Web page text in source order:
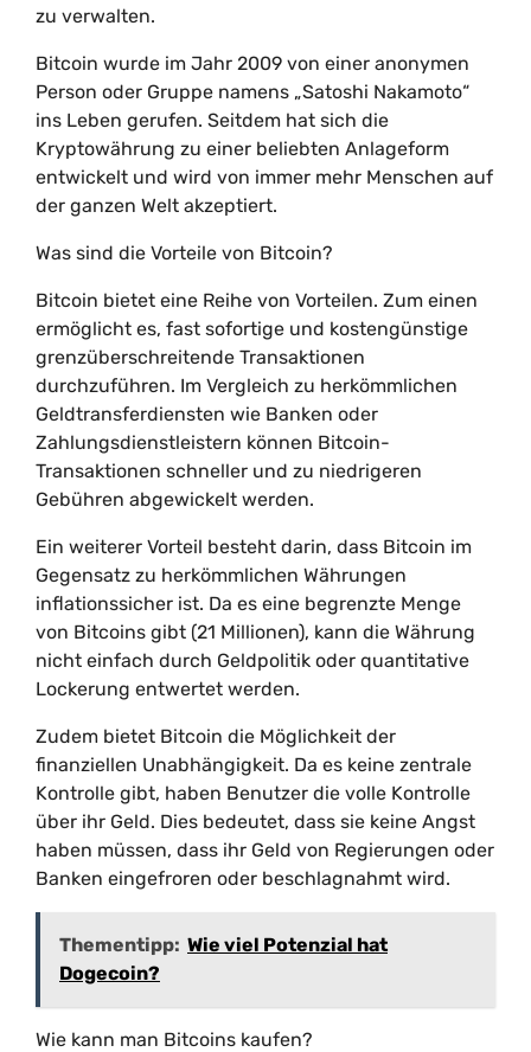
zu verwalten.
Bitcoin wurde im Jahr 2009 von einer anonymen
Person oder Gruppe namens „Satoshi Nakamoto“
ins Leben gerufen. Seitdem hat sich die
Kryptowährung zu einer beliebten Anlageform
entwickelt und wird von immer mehr Menschen auf
der ganzen Welt akzeptiert.
Was sind die Vorteile von Bitcoin?
Bitcoin bietet eine Reihe von Vorteilen. Zum einen
ermöglicht es, fast sofortige und kostengünstige
grenzüberschreitende Transaktionen
durchzuführen. Im Vergleich zu herkömmlichen
Geldtransferdiensten wie Banken oder
Zahlungsdienstleistern können Bitcoin-
Transaktionen schneller und zu niedrigeren
Gebühren abgewickelt werden.
Ein weiterer Vorteil besteht darin, dass Bitcoin im
Gegensatz zu herkömmlichen Währungen
inflationssicher ist. Da es eine begrenzte Menge
von Bitcoins gibt (21 Millionen), kann die Währung
nicht einfach durch Geldpolitik oder quantitative
Lockerung entwertet werden.
Zudem bietet Bitcoin die Möglichkeit der
finanziellen Unabhängigkeit. Da es keine zentrale
Kontrolle gibt, haben Benutzer die volle Kontrolle
über ihr Geld. Dies bedeutet, dass sie keine Angst
haben müssen, dass ihr Geld von Regierungen oder
Banken eingefroren oder beschlagnahmt wird.
Thementipp: Wie viel Potenzial hat
Dogecoin?
Wie kann man Bitcoins kaufen?